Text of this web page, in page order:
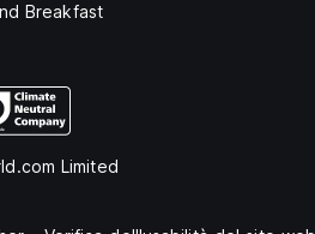
Breakfast
Limited